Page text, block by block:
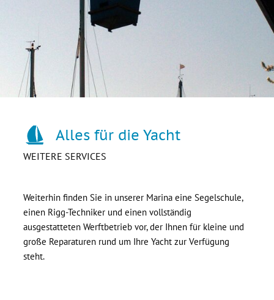
Alles für die Yacht
WEITERE SERVICES
Weiterhin finden Sie in unserer Marina eine Segelschule,
einen Rigg-Techniker und einen vollständig
ausgestatteten Werftbetrieb vor, der Ihnen für kleine und
große Reparaturen rund um Ihre Yacht zur Verfügung
steht.